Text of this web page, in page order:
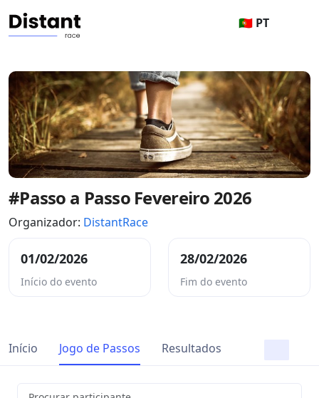
🇵🇹 PT
#Passo a Passo Fevereiro 2026
Organizador: DistantRace
01/02/2026
Início do evento
28/02/2026
Fim do evento
Início Jogo de Passos Resultados